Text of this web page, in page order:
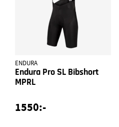
ENDURA
Endura Pro SL Bibshort
MPRL
1550:-